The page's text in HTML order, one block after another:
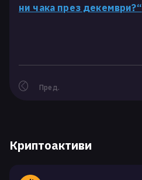
ни чака през декември?“
Пред.
Криптоактиви